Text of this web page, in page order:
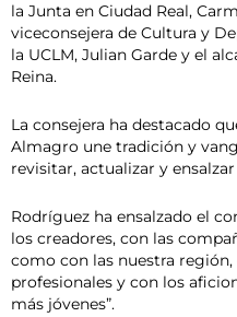
la Junta en Ciudad Real,
viceconsejera de Cultura y
la UCLM, Julian Garde y el
Reina.
La consejera ha destacado
Almagro une tradición y
revisitar, actualizar y
Rodríguez ha ensalzado el
los creadores, con las
como con las nuestra
profesionales y con los
más jóvenes”.